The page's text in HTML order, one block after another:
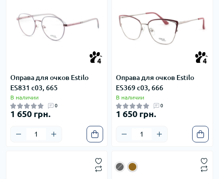
4
4
Оправа для очков Estilo
ES831 с03, 665
В наличии
0
1 650 грн.
4
4
Оправа для очков Estilo
ES369 с03, 666
В наличии
0
1 650 грн.